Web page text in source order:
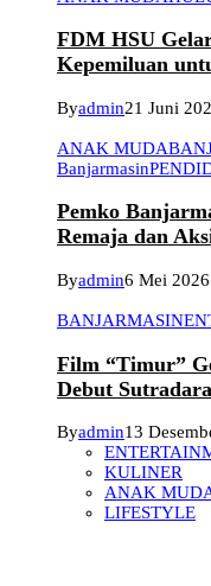
FDM HSU
Kepemiluan
Byadmin21 Juni
ANAK MUDA
Banjarmasin
Pemko
Remaja dan
Byadmin6 Mei 2026
BANJARMASIN
Film “Timur”
Debut
Byadmin13
KULINER
ANAK
LIFESTYLE